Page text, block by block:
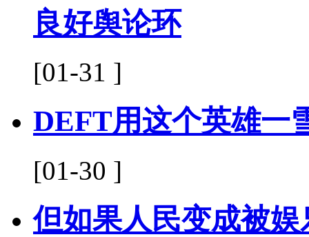
良好舆论环
[01-31 ]
DEFT用这个英雄一
[01-30 ]
但如果人民变成被娱